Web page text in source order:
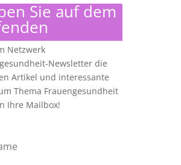
Sie auf dem
Netzwerk
Newsletter die
Artikel und interessante
Thema Frauengesundheit
Ihre Mailbox!